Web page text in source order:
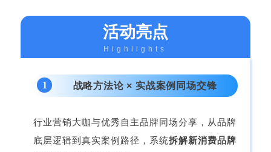
活动亮点
Highlights
1 战略方法论 × 实战案例同场交锋
行业营销大咖与优秀自主品牌同场分享，从品牌
底层逻辑到真实案例路径，系统拆解新消费品牌